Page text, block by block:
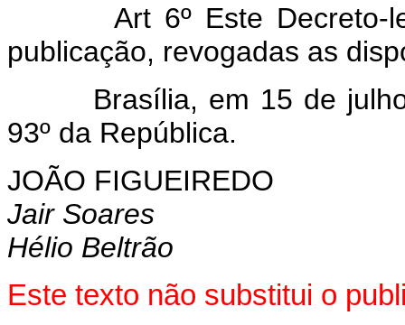
Art 6º Este Decreto-lei
publicação, revogadas as
Brasília, em 15 de julho
93º da República.
JOÃO FIGUEIREDO
Jair Soares
Hélio Beltrão
Este texto não substitui o